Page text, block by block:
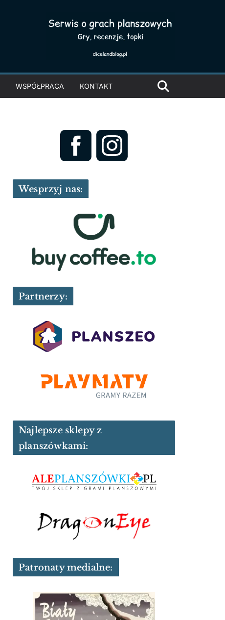
WSPÓŁPRACA KONTAKT
Wesprzyj nas:
Partnerzy:
Najlepsze sklepy z
planszówkami:
Patronaty medialne: